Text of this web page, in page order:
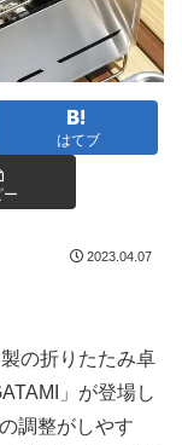
はてブ
ー
2023.04.07
の折りたたみ卓
」が登場し
調整がしやす